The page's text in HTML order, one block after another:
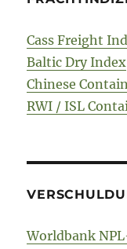
Cass Freight
Baltic Dry Index
Chinese
RWI / ISL
Worldbank